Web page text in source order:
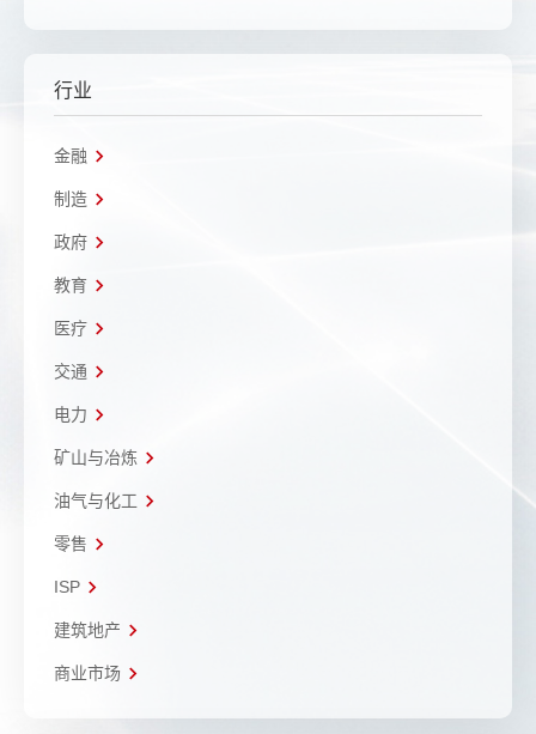
行业
金融
制造
政府
教育
医疗
交通
电力
矿山与冶炼
油气与化工
零售
ISP
建筑地产
商业市场